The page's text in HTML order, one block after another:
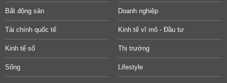
Bất động sản Doanh nghiệp
Tài chính quốc tế Kinh tế vĩ mô - Đầu tư
Kinh tế số Thị trường
Sống Lifestyle